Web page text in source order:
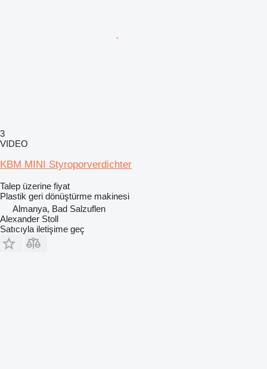
3
VIDEO
KBM MINI Styroporverdichter
Talep üzerine fiyat
Plastik geri dönüştürme makinesi
Almanya, Bad Salzuflen
Alexander Stoll
Satıcıyla iletişime geç